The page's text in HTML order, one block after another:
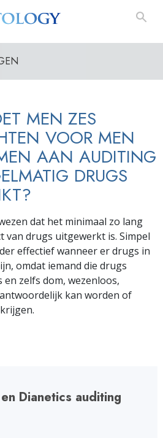
MEN ZES
VOOR MEN
AAN AUDITING
DRUGS
dat het minimaal zo lang
drugs uitgewerkt is. Simpel
effectief wanneer er drugs in
omdat iemand die drugs
zelfs dom, wezenloos,
kan worden of
Dianetics auditing